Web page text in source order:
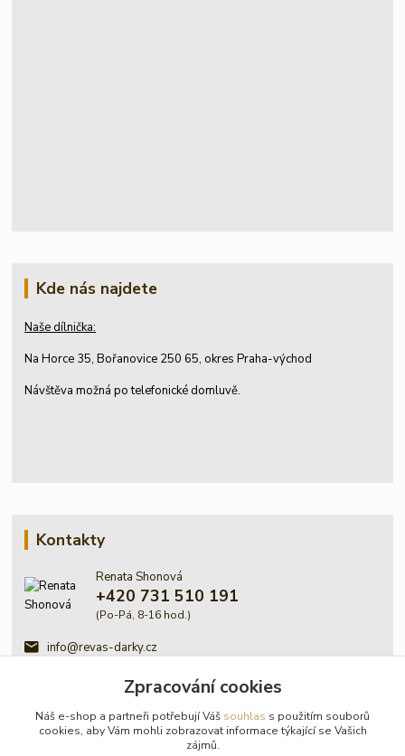
Kde nás najdete
Naše dílnička:
Na Horce 35, Bořanovice 250 65, okres Praha-východ
Návštěva možná po telefonické domluvě.
Kontakty
Renata Shonová
+420 731 510 191
(Po-Pá, 8-16 hod.)
info@revas-darky.cz
Zpracování cookies
Náš e-shop a partneři potřebují Váš souhlas s použitím souborů
cookies, aby Vám mohli zobrazovat informace týkající se Vašich
zájmů.